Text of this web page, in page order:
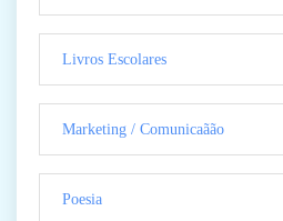
Livros Escolares
Marketing / Comunicaãão
Poesia